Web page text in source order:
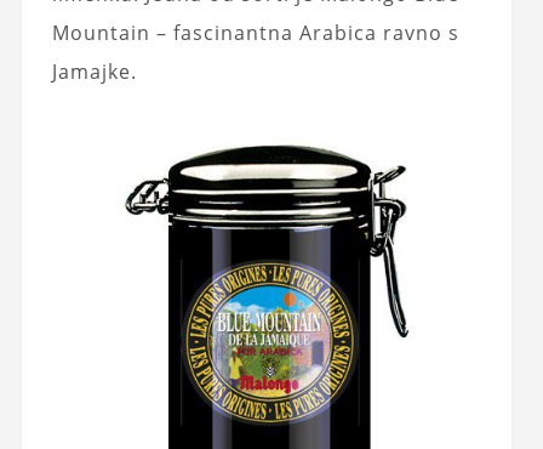
Mountain – fascinantna Arabica ravno s
Jamajke.